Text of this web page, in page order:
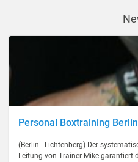
Personal Boxtraining Berlin
(Berlin - Lichtenberg) Der
Leitung von Trainer Mike garantiert